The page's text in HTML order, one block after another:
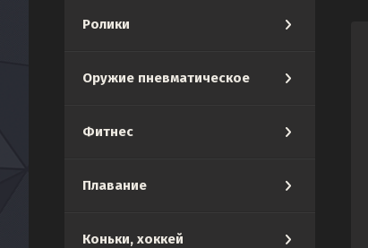
Ролики
Оружие пневматическое
Фитнес
Плавание
Коньки, хоккей